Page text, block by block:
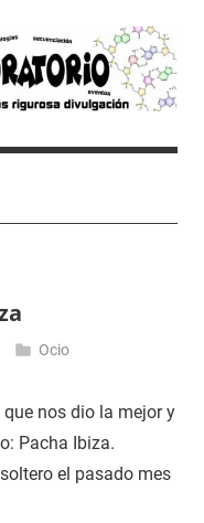
Ocio
nos dio la mejor y
Pacha Ibiza.
el pasado mes